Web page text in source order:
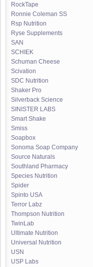
RockTape
Ronnie Coleman SS
Rsp Nutrition
Ryse Supplements
SAN
SCHIEK
Schuman Cheese
Scivation
SDC Nutrition
Shaker Pro
Silverback Science
SINISTER LABS
Smart Shake
Smiss
Soapbox
Sonoma Soap Company
Source Naturals
Southland Pharmacy
Species Nutrition
Spider
Spinto USA
Terror Labz
Thompson Nutrition
TwinLab
Ultimate Nutrition
Universal Nutrition
USN
USP Labs